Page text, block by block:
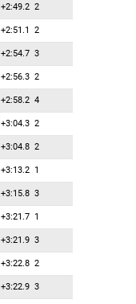
+2:49.2 2
+2:51.1 2
+2:54.7 3
+2:56.3 2
+2:58.2 4
+3:04.3 2
+3:04.8 2
+3:13.2 1
+3:15.8 3
+3:21.7 1
+3:21.9 3
+3:22.8 2
+3:22.9 3